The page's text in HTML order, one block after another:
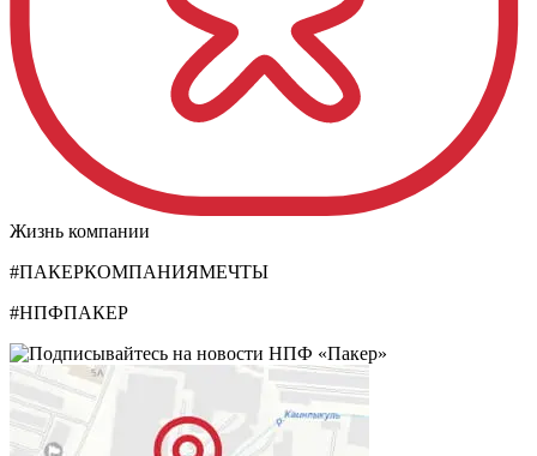
Жизнь компании
#ПАКЕРКОМПАНИЯМЕЧТЫ
#НПФПАКЕР